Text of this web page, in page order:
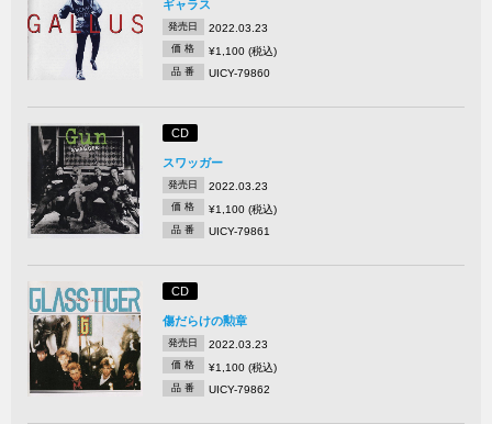
ギャラス
発売日 2022.03.23
価 格 ¥1,100 (税込)
品 番 UICY-79860
CD
スワッガー
発売日 2022.03.23
価 格 ¥1,100 (税込)
品 番 UICY-79861
CD
傷だらけの勲章
発売日 2022.03.23
価 格 ¥1,100 (税込)
品 番 UICY-79862